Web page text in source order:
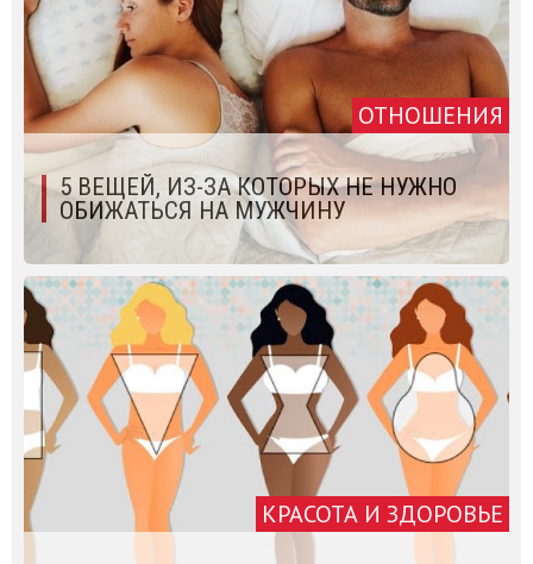
ОТНОШЕНИЯ
5 ВЕЩЕЙ, ИЗ-ЗА КОТОРЫХ НЕ НУЖНО
ОБИЖАТЬСЯ НА МУЖЧИНУ
КРАСОТА И ЗДОРОВЬЕ